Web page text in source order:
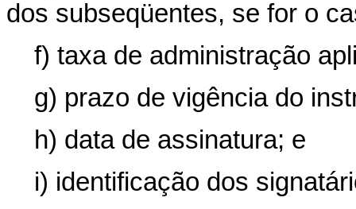
dos subseqüentes, se for o
f) taxa de administração
g) prazo de vigência do
h) data de assinatura; e
i) identificação dos